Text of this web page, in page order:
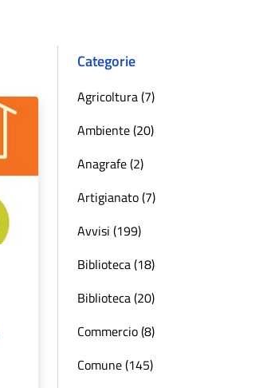
Categorie
Agricoltura (7)
Ambiente (20)
Anagrafe (2)
Artigianato (7)
Avvisi (199)
Biblioteca (18)
Biblioteca (20)
Commercio (8)
Comune (145)